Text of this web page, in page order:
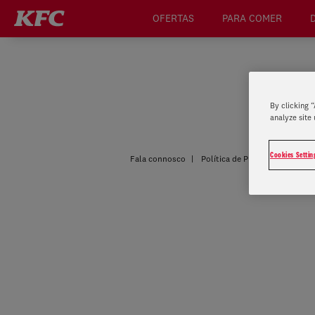
OFERTAS PARA COMER
Fala connosco Política de Privacidade
By clicking
analyze site
Cookies